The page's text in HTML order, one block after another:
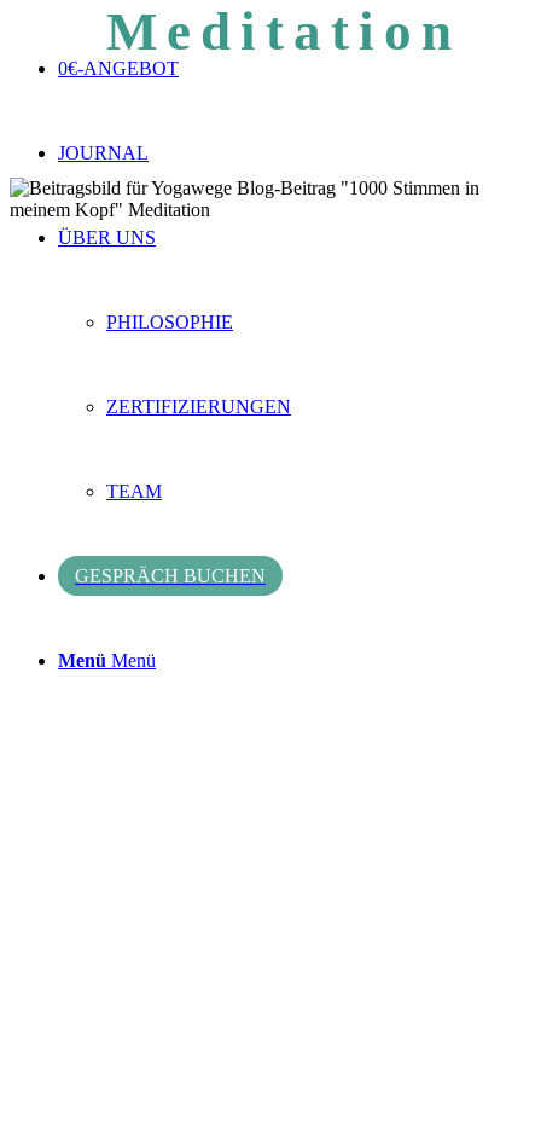
0€-ANGEBOT
JOURNAL
ÜBER UNS
PHILOSOPHIE
ZERTIFIZIERUNGEN
TEAM
GESPRÄCH BUCHEN
Menü Menü
Meditation